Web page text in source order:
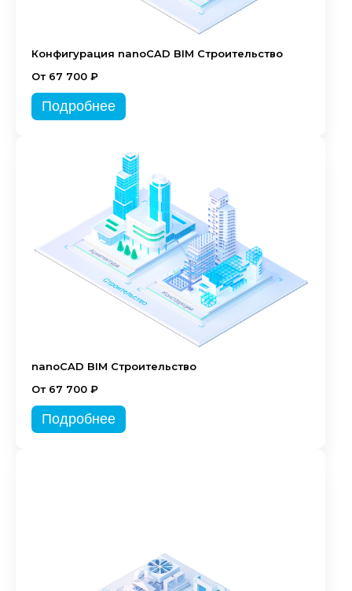
Конфигурация nanoCAD BIM Строительство
От 67 700 ₽
Подробнее
nanoCAD BIM Строительство
От 67 700 ₽
Подробнее